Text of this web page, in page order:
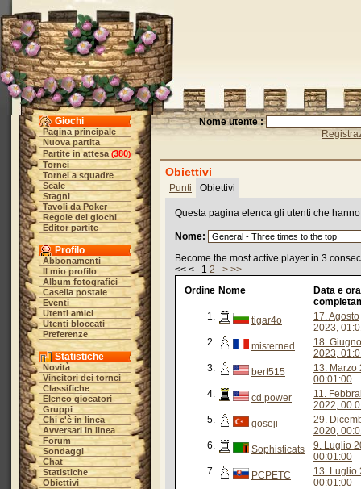
Giochi
Pagina principale
Nuova partita
Partite in attesa (380)
Tornei
Tornei a squadre
Scale
Stagni
Tavoli da Poker
Regole dei giochi
Editor partite
Profilo
Abbonamenti
Il mio profilo
Album fotografici
Casella postale
Eventi
Utenti amici
Utenti bloccati
Preferenze
Statistiche
Novità
Vincitori dei tornei
Classifiche
Elenco giocatori
Gruppi
Chi c'è in linea
Avversari in linea
Forum
Sondaggi
Chat
Statistiche
Obiettivi
Nome utente :
Obiettivi
Punti Obiettivi
Questa pagina elenca gli utenti che
Nome:
Become the most active player in 3
<< < 1 2 > >>
Ordine Nome
Data e
1.
tigar4o
17. Agosto
2023,
2.
misterned
18. Giugno
2023,
3.
bert515
13. Marzo
00:01:00
4.
cd power
11.
2022,
5.
goseji
29.
2020,
6.
Sophisticats
9. Luglio
00:01:00
7.
PCPETC
13. Luglio
00:01:00